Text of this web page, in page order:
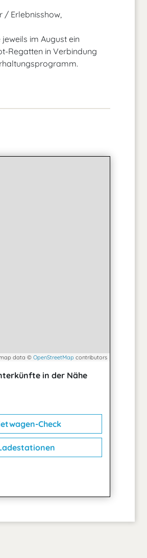
/ Erlebnisshow,
im August ein
Regatten in Verbindung
data © OpenStreetMap contributors
in der Nähe
Check